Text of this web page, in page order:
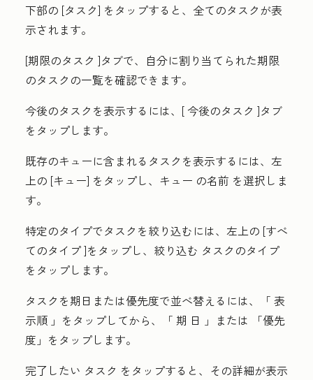
下部の [タスク] をタップすると、全てのタスクが表
示されます。
[期限のタスク ]タブで、自分に割り当てられた期限
のタスクの一覧を確認できます。
今後のタスクを表示するには、[ 今後のタスク ]タブ
をタップします。
既存のキューに含まれるタスクを表示するには、左
上の [キュー] をタップし、キュー の名前 を選択しま
す。
特定のタイプでタスクを絞り込むには、左上の [すべ
てのタイプ]をタップし、絞り込む タスクのタイプ
をタップします。
タスクを期日または優先度で並べ替えるには、「 表
示順 」をタップしてから、「 期 日 」または
「優先
度 」をタップします。
完了したい タスク をタップすると、その詳細が表示